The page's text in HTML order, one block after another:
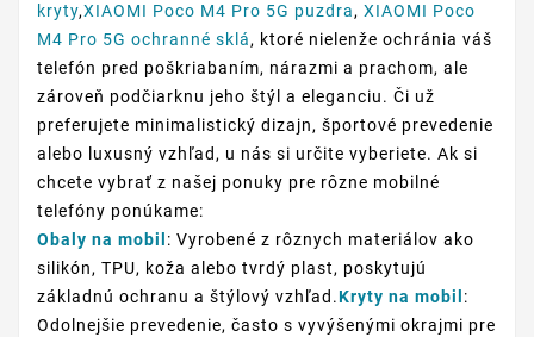
kryty,XIAOMI Poco M4 Pro 5G puzdra, XIAOMI Poco
M4 Pro 5G ochranné sklá, ktoré nielenže ochránia váš
telefón pred poškriabaním, nárazmi a prachom, ale
zároveň podčiarknu jeho štýl a eleganciu. Či už
preferujete minimalistický dizajn, športové prevedenie
alebo luxusný vzhľad, u nás si určite vyberiete. Ak si
chcete vybrať z našej ponuky pre rôzne mobilné
telefóny ponúkame:
Obaly na mobil : Vyrobené z rôznych materiálov ako
silikón, TPU, koža alebo tvrdý plast, poskytujú
základnú ochranu a štýlový vzhľad.Kryty na mobil :
Odolnejšie prevedenie, často s vyvýšenými okrajmi pre